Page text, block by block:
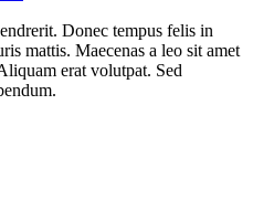
Donec tempus felis in
mattis. Maecenas a leo sit amet
erat volutpat. Sed